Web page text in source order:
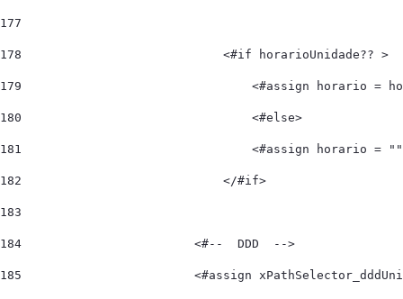
177
178
                            <#if horarioUnidade?? >
179
<#assign horario =
180
                                <#else>
181
<#assign horario =
182
                            </#if>
183
184
                        <#--  DDD  -->
185
<#assign